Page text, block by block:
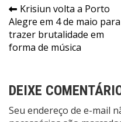
Navegação
de
Post
Krisiun volta a Porto
Alegre em 4 de maio para
trazer brutalidade em
forma de música
DEIXE
Seu endereço de e-mail